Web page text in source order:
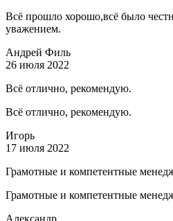
Всё прошло хорошо,всё было
уважением.
Андрей Филь
26 июля 2022
Всё отлично, рекомендую.
Всё отлично, рекомендую.
Игорь
17 июля 2022
Грамотные и компетентные
Грамотные и компетентные